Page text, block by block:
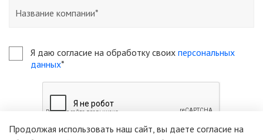
Я даю согласие на обработку своих персональных
данных*
Продолжая использовать наш сайт, вы даете согласие на